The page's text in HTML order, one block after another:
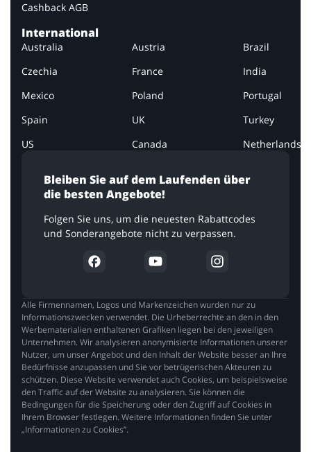
Bleiben Sie auf dem Laufenden über
die besten Angebote!
Folgen Sie uns, um die neuesten Rabattcodes
und Sonderangebote nicht zu verpassen.
Cashback AGB
International
Australia Austria
Brazil
Czechia
France
India
Mexico
Poland
Portugal
Spain
UK
Turkey
US
Canada Netherlands
Alle Firmennamen, Logos und Markenzeichen wurden nur zu
Informationszwecken verwendet. Die Urheberrechte an den in den
Werbematerialien enthaltenen Grafiken liegen bei den jeweiligen
Unternehmen. Wir analysieren anonymisierte Informationen unserer
Nutzer, um unser Angebot und den Inhalt der Website besser an Ihre
Bedürfnisse anzupassen und Sie vor betrügerischen Akteuren zu
schützen. Diese Website verwendet auch Cookies, um beispielsweise
den Traffic auf der Website zu analysieren. Sie können die
Bedingungen für die Speicherung oder den Zugriff auf Cookies in
Ihrem Browser festlegen. Weitere Informationen finden Sie unter
„Informationen zu Cookies”.